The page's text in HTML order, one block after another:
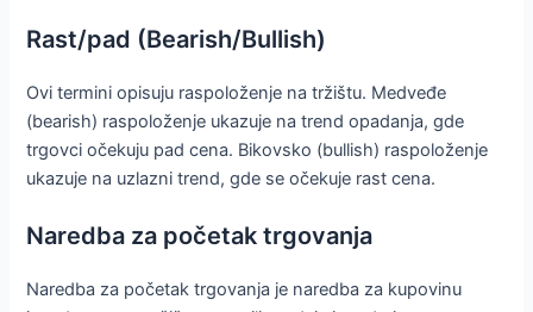
Rast/pad (Bearish/Bullish)
Ovi termini opisuju raspoloženje na tržištu. Medveđe
(bearish) raspoloženje ukazuje na trend opadanja, gde
trgovci očekuju pad cena. Bikovsko (bullish) raspoloženje
ukazuje na uzlazni trend, gde se očekuje rast cena.
Naredba za početak trgovanja
Naredba za početak trgovanja je naredba za kupovinu